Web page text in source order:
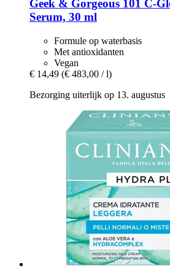
Geek & Gorgeous 101 C-​
Serum, 30 ml
Formule op waterbasis
Met antioxidanten
Vegan
€ 14,49 (€ 483,00 / l)
Bezorging uiterlijk op 13. augustus